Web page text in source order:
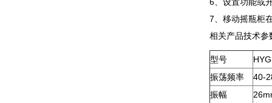
7、移动摇瓶柜
相关产品技术参
型号
振荡频率
40-
振幅